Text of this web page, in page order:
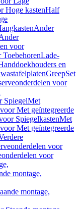
Hoge kastenHalf
Ander
voor
ToebehorenLade-
en
GreepSet
voor
SpiegelMet
Met geïntegreerde
SpiegelkastenMet
Met geïntegreerde
voor
voor
montage,
montage,